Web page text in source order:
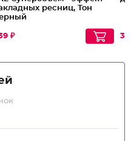
ресниц, Тон
₽